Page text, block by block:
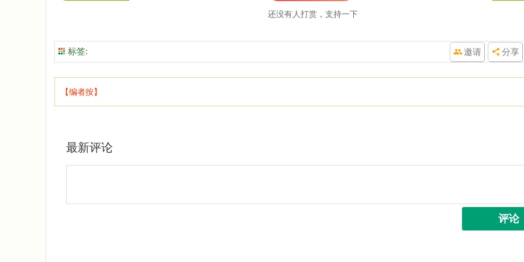
还没有人打赏，支持一下
标签: 分享
邀请
【编者按】
最新评论
评论